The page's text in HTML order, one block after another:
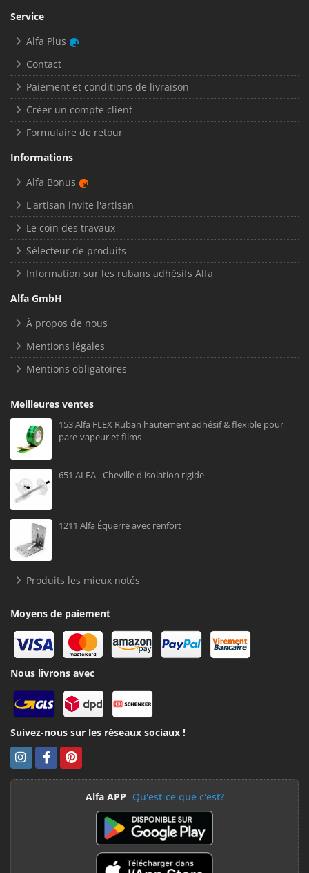
Service
Alfa Plus
Contact
Paiement et conditions de livraison
Créer un compte client
Formulaire de retour
Informations
Alfa Bonus
L'artisan invite l'artisan
Le coin des travaux
Sélecteur de produits
Information sur les rubans adhésifs Alfa
Alfa GmbH
À propos de nous
Mentions légales
Mentions obligatoires
Meilleures ventes
153 Alfa FLEX Ruban hautement adhésif & flexible pour
pare-vapeur et films
651 ALFA - Cheville d'isolation rigide
1211 Alfa Équerre avec renfort
Produits les mieux notés
Moyens de paiement
Nous livrons avec
Suivez-nous sur les réseaux sociaux !
Alfa APP Qu'est-ce que c'est?